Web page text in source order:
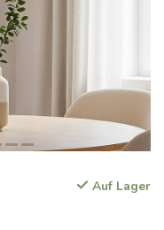
Auf Lager